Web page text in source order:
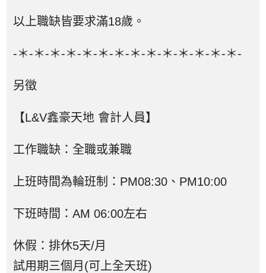
以上職缺皆要求滿18歲。
-＊-＊-＊-＊-＊-＊-＊-＊-＊-＊-＊-＊-＊-＊-
另徵
【L&V鑫豪天地 會計人員】
工作職缺：全職或兼職
上班時間為輪班制：PM08:30、PM10:00
下班時間：AM 06:00左右
休假：排休5天/月
試用期三個月(可上全天班)